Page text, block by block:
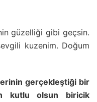
güzelliği gibi geçsin.
kuzenim. Doğum
gerçekleştiği bir
kutlu olsun biricik